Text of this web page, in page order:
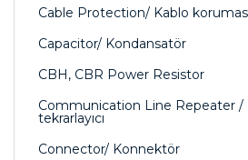
Cable Protection/ Kablo
Capacitor/ Kondansatör
CBH, CBR Power Resistor
Communication Line Repeater /
tekrarlayıcı
Connector/ Konnektör